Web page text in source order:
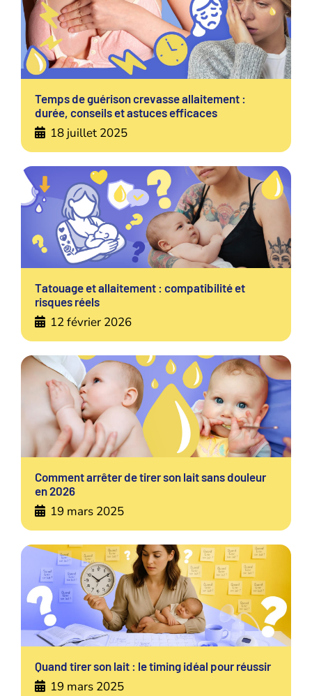
Temps de guérison crevasse allaitement :
durée, conseils et astuces efficaces
18 juillet 2025
Tatouage et allaitement : compatibilité et
risques réels
12 février 2026
Comment arrêter de tirer son lait sans douleur
en 2026
19 mars 2025
Quand tirer son lait : le timing idéal pour réussir
19 mars 2025